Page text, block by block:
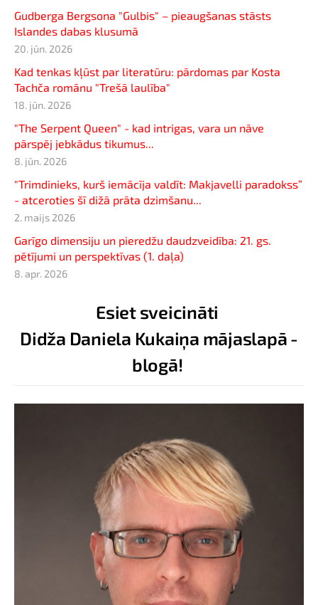
Gudberga Bergsona "Gulbis" – pieaugšanas stāsts
Islandes dabas klusumā
20. jūn. 2026
Kad tenkas kļūst par literatūru: pārdomas par Kosta
Tachča romānu "Trešā laulība"
18. jūn. 2026
"The Serpent Queen" - kad intrigas, vara un nāve
pārspēj jebkādus tikumus...
8. jūn. 2026
"Trimdinieks, kurš iemācīja valdīt: Makjavelli paradokss”
- atceroties šī dižā prāta dzimšanu...
2. maijs 2026
Garīgo dimensiju un pieredžu daudzveidība: 21. gs.
pētījumi un perspektīvas (1. daļa)
8. apr. 2026
Esiet sveicināti
Didža Daniela Kukaiņa mājaslapā -
blogā!